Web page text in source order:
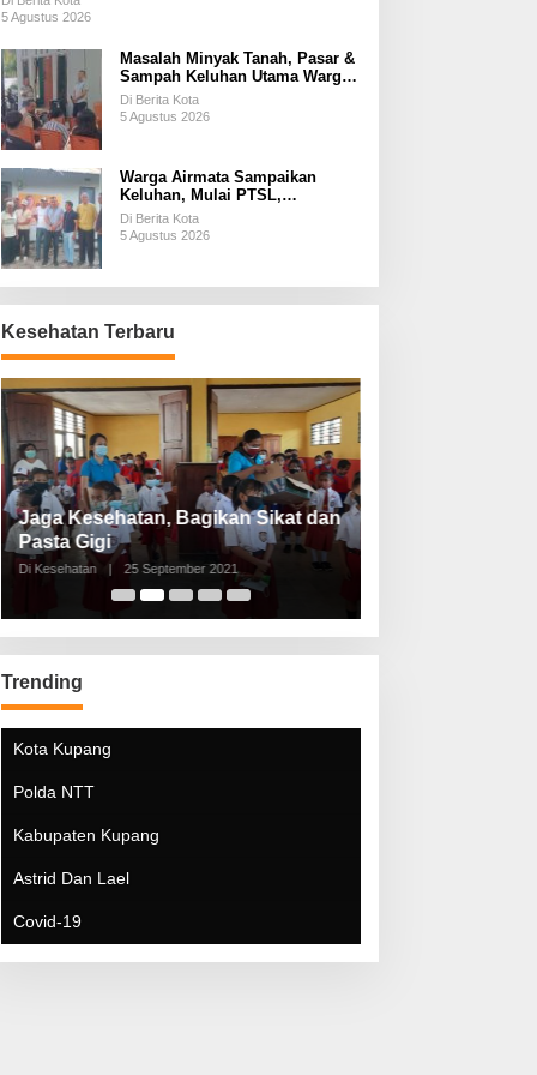
5 Agustus 2026
Masalah Minyak Tanah, Pasar &
Sampah Keluhan Utama Warga
Airnona
Di Berita Kota
5 Agustus 2026
Warga Airmata Sampaikan
Keluhan, Mulai PTSL,
Ketersediaan Minyak Tanah &
Lahan Pemakaman
Di Berita Kota
5 Agustus 2026
Kesehatan Terbaru
Jaga Kesehatan, Bagikan Sikat dan
Pasta Gigi
Di Kesehatan | 25 September 2021
Trending
Kota Kupang
Polda NTT
Kabupaten Kupang
Astrid Dan Lael
Covid-19